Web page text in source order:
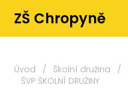
ZŠ Chropyně
Úvod / Školní družina /
ŠVP ŠKOLNÍ DRUŽINY